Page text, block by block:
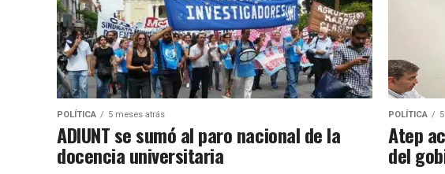
POLÍTICA 5 meses atrás
ADIUNT se sumó al paro nacional de la
docencia universitaria
POLÍTICA
Atep
del